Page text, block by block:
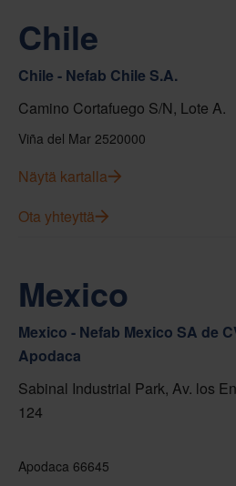
Chile
Chile - Nefab Chile S.A.
Camino Cortafuego S/N, Lote A.
Viña del Mar 2520000
Näytä kartalla
Ota yhteyttä
Mexico
Mexico - Nefab Mexico SA de
Apodaca
Sabinal Industrial Park, Av. los
124
Apodaca 66645